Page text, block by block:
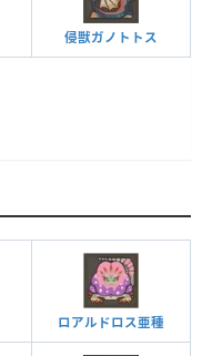
侵獣ガノトトス
ロアルドロス亜種